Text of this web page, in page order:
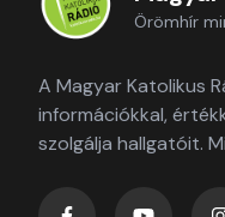
Örömhír
A Magyar Katolikus
információkkal,
szolgálja hallgatóit.